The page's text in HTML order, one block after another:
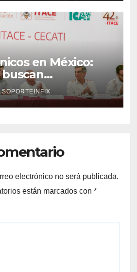
en México:
antes de que
capacitarse
SOPORTEINFIX
electrónico no será publicada.
están marcados con *